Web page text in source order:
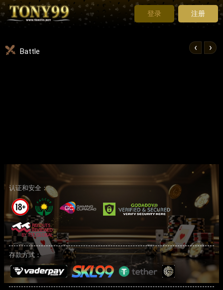
登录 注册
Battle ‹ ›
认证和安全：
存款方式：